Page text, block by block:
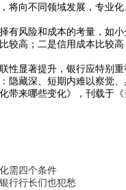
向不同领域发展，专业化
风险和成本的考量，如小
较高；二是信用成本比较
显著提升，银行应特别重
隐藏深、短期内难以察觉、
来哪些变化》，刊载于《
需四个条件
行行长们也犯愁